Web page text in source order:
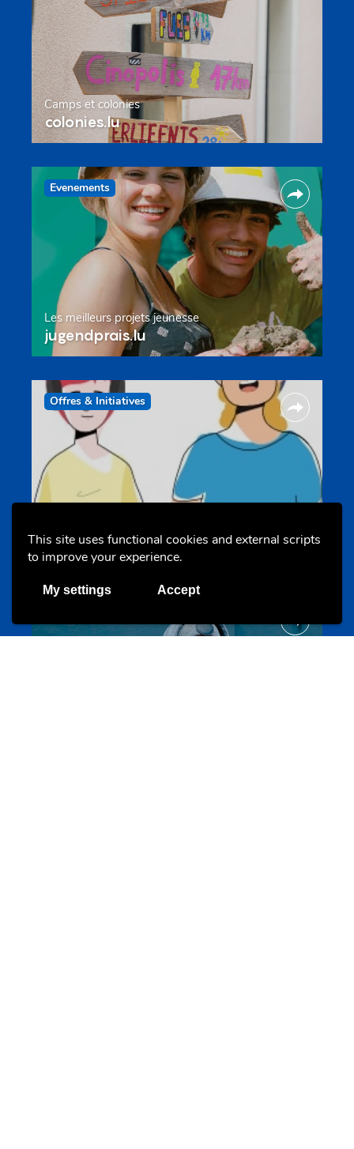
This site uses functional cookies and external scripts
to improve your experience.
My settings Accept
Camps et colonies
colonies.lu
Evenements
Les meilleurs projets jeunesse
jugendprais.lu
Offres & Initiatives
Un projet de jeunes pour jeunes
s-team.lu